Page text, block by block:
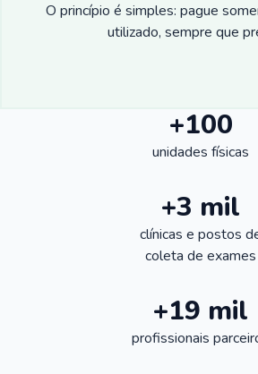
O princípio é simples: pague
utilizado, sempre que
+100
unidades físicas
+3 mil
clínicas e postos
coleta de exames
+19 mil
profissionais